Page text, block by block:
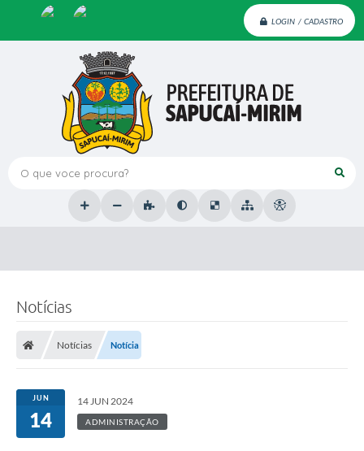
LOGIN / CADASTRO
O que voce procura?
Notícias
Notícias Notícia
JUN
14
14 JUN 2024
ADMINISTRAÇÃO